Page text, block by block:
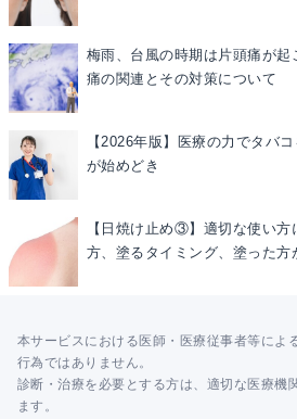
梅雨、台風の時期は片頭痛が
痛の関連とその対策について
【2026年版】医療の力でタバ
が始めどき
【日焼け止め③】適切な使い方
方、塗るタイミング、塗った方
本サービスにおける医師・医療従事者等によ
行為ではありません。
診断・治療を必要とする方は、適切な医療機
ます。